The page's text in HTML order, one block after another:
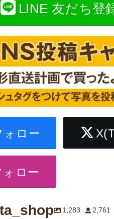
LINE 友だち登
ォロー
ロー
1,283
2,761